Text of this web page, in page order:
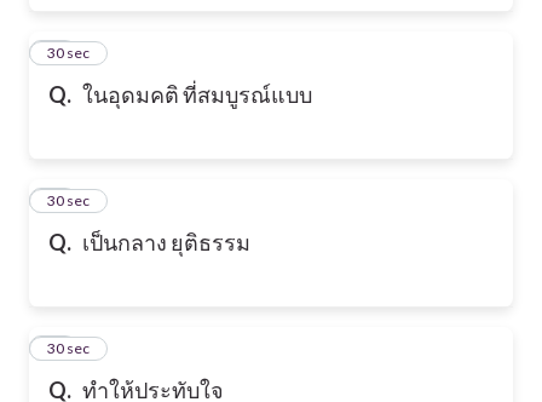
Q. ในอุดมคติ ที่สมบูรณ์แบบ
27
30 sec
Q. เป็นกลาง ยุติธรรม
28
30 sec
Q. ทำให้ประทับใจ
29
30 sec